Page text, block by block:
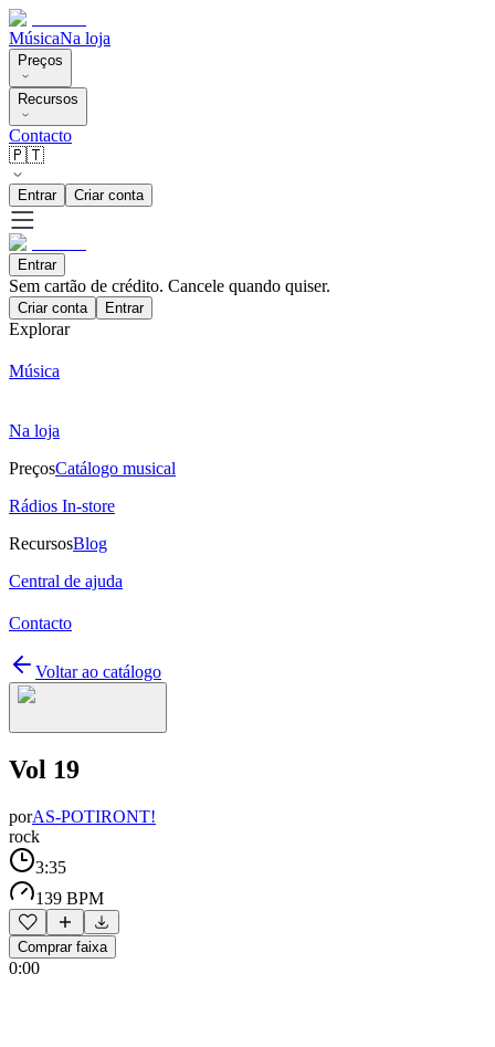
MúsicaNa loja
Preços
Recursos
Contacto
🇵🇹
Entrar Criar conta
Entrar
Sem cartão de crédito. Cancele quando quiser.
Criar conta Entrar
Explorar
Música
Na loja
PreçosCatálogo musical
Rádios In-store
RecursosBlog
Central de ajuda
Contacto
Voltar ao catálogo
Vol 19
porAS-POTIRONT!
rock
3:35
139 BPM
Comprar faixa
0:00